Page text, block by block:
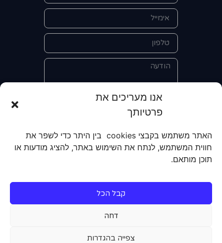
אנו מעריכים את
פרטיותך
האתר משתמש בקבצי cookies בין היתר כדי לשפר את
חווית המשתמש, לנתח את השימוש באתר, להציג מודעות או
תוכן מותאם.
קבל הכל
דחה
צפייה בהגדרות
אני מאשר/ת את מסירת הפרטים
קבלת מידע על מוצרים, שירותים, מועדון
לקוחות. אני מודע/ת שאוכל לבטל את
הרישום שלי בכל עת ושעל מסירת הפרטים